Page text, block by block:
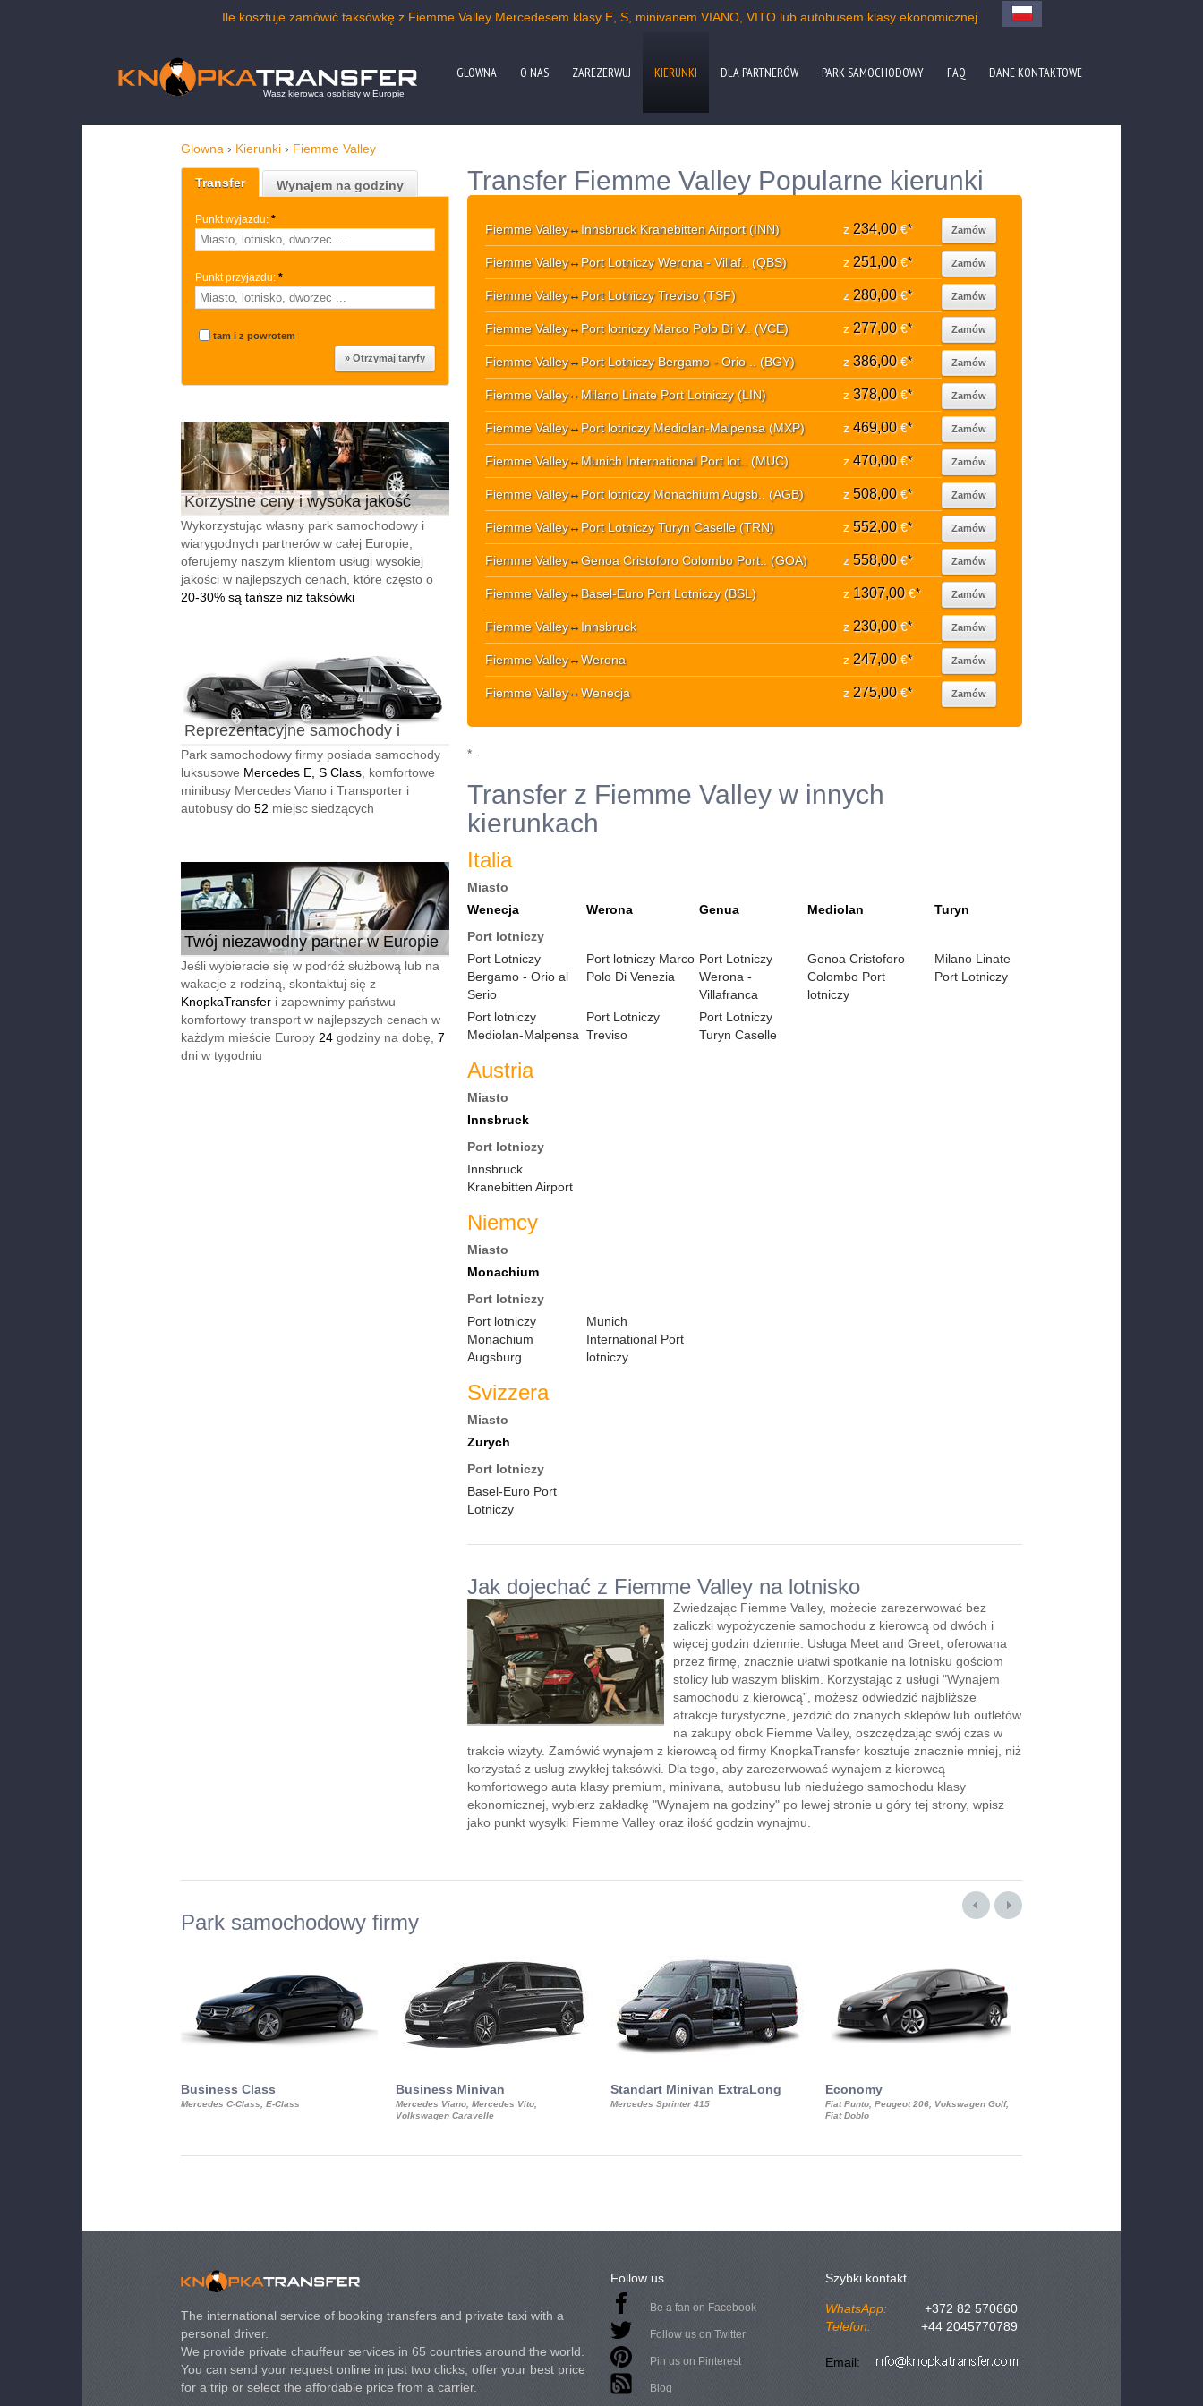
Ile kosztuje zamówić taksówkę z Fiemme Valley Mercedesem klasy E, S, minivanem VIANO, VITO lub autobusem klasy ekonomicznej.
Wasz kierowca osobisty w Europie
GLOWNA O NAS ZAREZERWUJ KIERUNKI DLA PARTNERÓW PARK SAMOCHODOWY FAQ DANE KONTAKTOWE
Glowna › Kierunki › Fiemme Valley
Transfer Wynajem na godziny
Punkt wyjazdu: *
Punkt przyjazdu: *
tam i z powrotem
Korzystne ceny i wysoka jakość
Wykorzystując własny park samochodowy i
wiarygodnych partnerów w całej Europie,
oferujemy naszym klientom usługi wysokiej
jakości w najlepszych cenach, które często o
20-30% są tańsze niż taksówki
Reprezentacyjne samochody i
autobusy
Park samochodowy firmy posiada samochody
luksusowe Mercedes E, S Class , komfortowe
minibusy Mercedes Viano i Transporter i
autobusy do 52 miejsc siedzących
Twój niezawodny partner w Europie
24/7
Jeśli wybieracie się w podróż służbową lub na
wakacje z rodziną, skontaktuj się z
KnopkaTransfer i zapewnimy państwu
komfortowy transport w najlepszych cenach w
każdym mieście Europy 24 godziny na dobę, 7
dni w tygodniu
Transfer Fiemme Valley Popularne kierunki
Fiemme Valley↔ Innsbruck Kranebitten Airport (INN) z 234,00€* Zamów
Fiemme Valley↔ Port Lotniczy Werona - Villaf.. (QBS) z 251,00€* Zamów
Fiemme Valley↔ Port Lotniczy Treviso (TSF) z 280,00€* Zamów
Fiemme Valley↔ Port lotniczy Marco Polo Di V.. (VCE) z 277,00€* Zamów
Fiemme Valley↔ Port Lotniczy Bergamo - Orio .. (BGY) z 386,00€* Zamów
Fiemme Valley↔ Milano Linate Port Lotniczy (LIN) z 378,00€* Zamów
Fiemme Valley↔ Port lotniczy Mediolan-Malpensa (MXP) z 469,00€* Zamów
Fiemme Valley↔ Munich International Port lot.. (MUC) z 470,00€* Zamów
Fiemme Valley↔ Port lotniczy Monachium Augsb.. (AGB) z 508,00€* Zamów
Fiemme Valley↔ Port Lotniczy Turyn Caselle (TRN) z 552,00€* Zamów
Fiemme Valley↔Genoa Cristoforo Colombo Port.. (GOA) z 558,00€* Zamów
Fiemme Valley↔ Basel-Euro Port Lotniczy (BSL) z 1307,00€* Zamów
Fiemme Valley↔ Innsbruck z 230,00€* Zamów
Fiemme Valley↔Werona z 247,00€* Zamów
Fiemme Valley↔Wenecja z 275,00€* Zamów
* -
Transfer z Fiemme Valley w innych
kierunkach
Italia
Miasto
Wenecja
Werona Genua Mediolan
Turyn
Port lotniczy
Port Lotniczy
Bergamo - Orio al
Serio
Port lotniczy Marco
Polo Di Venezia
Port Lotniczy
Werona -
Villafranca
Genoa Cristoforo
Colombo Port
lotniczy
Milano Linate
Port Lotniczy
Port lotniczy
Mediolan-Malpensa
Port Lotniczy
Treviso
Port Lotniczy
Turyn Caselle
Austria
Miasto
Innsbruck
Port lotniczy
Innsbruck
Kranebitten Airport
Niemcy
Miasto
Monachium
Port lotniczy
Port lotniczy
Monachium
Augsburg
Munich
International Port
lotniczy
Svizzera
Miasto
Zurych
Port lotniczy
Basel-Euro Port
Lotniczy
Jak dojechać z Fiemme Valley na lotnisko
Zwiedzając Fiemme Valley, możecie zarezerwować bez
zaliczki wypożyczenie samochodu z kierowcą od dwóch i
więcej godzin dziennie. Usługa Meet and Greet, oferowana
przez firmę, znacznie ułatwi spotkanie na lotnisku gościom
stolicy lub waszym bliskim. Korzystając z usługi "Wynajem
samochodu z kierowcą”, możesz odwiedzić najbliższe
atrakcje turystyczne, jeździć do znanych sklepów lub outletów
na zakupy obok Fiemme Valley, oszczędzając swój czas w
trakcie wizyty. Zamówić wynajem z kierowcą od firmy KnopkaTransfer kosztuje znacznie mniej, niż
korzystać z usług zwykłej taksówki. Dla tego, aby zarezerwować wynajem z kierowcą
komfortowego auta klasy premium, minivana, autobusu lub niedużego samochodu klasy
ekonomicznej, wybierz zakładkę "Wynajem na godziny" po lewej stronie u góry tej strony, wpisz
jako punkt wysyłki Fiemme Valley oraz ilość godzin wynajmu.
Park samochodowy firmy
Business Class
Mercedes C-Class, E-Class
Business Minivan
Mercedes Viano, Mercedes Vito,
Volkswagen Caravelle
Standart Minivan ExtraLong
Mercedes Sprinter 415
Economy
Fiat Punto, Peugeot 206, Vokswagen Golf,
Fiat Doblo
The international service of booking transfers and private taxi with a
personal driver.
We provide private chauffeur services in 65 countries around the world.
You can send your request online in just two clicks, offer your best price
for a trip or select the affordable price from a carrier.
Follow us
Be a fan on Facebook
Follow us on Twitter
Pin us on Pinterest
Blog
Szybki kontakt
WhatsApp:
+372 82 570660
Telefon:
+44 2045770789
Email: